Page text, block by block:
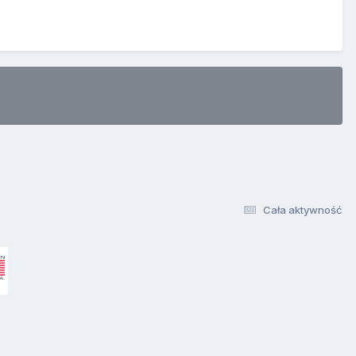
Cała aktywność